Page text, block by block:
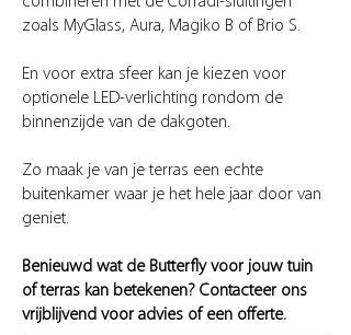
zoals MyGlass, Aura, Magiko B of Brio S.
En voor extra sfeer kan je kiezen voor
optionele LED-verlichting rondom de
binnenzijde van de dakgoten.
Zo maak je van je terras een echte
buitenkamer waar je het hele jaar door van
geniet.
Benieuwd wat de Butterfly voor jouw tuin
of terras kan betekenen? Contacteer ons
vrijblijvend voor advies of een offerte.